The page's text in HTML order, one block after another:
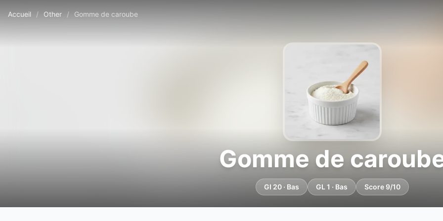
Accueil / Other / Gomme de caroube
Gomme de
GI 20 · Bas GL 1 · Bas Score 9/10